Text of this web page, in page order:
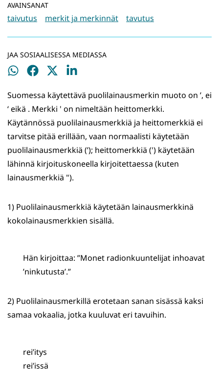
AVAINSANAT
taivutus merkit ja merkinnät tavutus
JAA SOSIAALISESSA MEDIASSA
Jaa
Jaa
Jaa
Jaa
Suomessa käytettävä puolilainausmerkin muoto on ’, ei
‘ eikä . Merkki ' on nimeltään heittomerkki.
Käytännössä puolilainausmerkkiä ja heittomerkkiä ei
tarvitse pitää erillään, vaan normaalisti käytetään
puolilainausmerkkiä (’); heittomerkkiä (') käytetään
lähinnä kirjoituskoneella kirjoitettaessa (kuten
lainausmerkkiä ").
1) Puolilainausmerkkiä käytetään lainausmerkkinä
kokolainausmerkkien sisällä.
Hän kirjoittaa: ”Monet radionkuuntelijat inhoavat
’ninkutusta’.”
2) Puolilainausmerkillä erotetaan sanan sisässä kaksi
samaa vokaalia, jotka kuuluvat eri tavuihin.
rei’itys
rei’issä